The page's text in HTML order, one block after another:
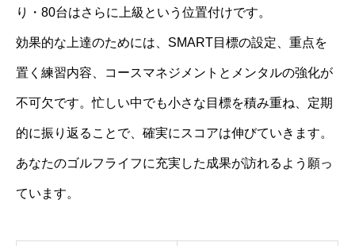
り・80台はさらに上級という位置付けです。
効果的な上達のためには、SMART目標の設定、重点を
置く練習内容、コースマネジメントとメンタルの強化が
不可欠です。忙しい中でも小さな目標を積み重ね、定期
的に振り返ることで、確実にスコアは伸びていきます。
あなたのゴルフライフに充実した成果が訪れるよう願っ
ています。